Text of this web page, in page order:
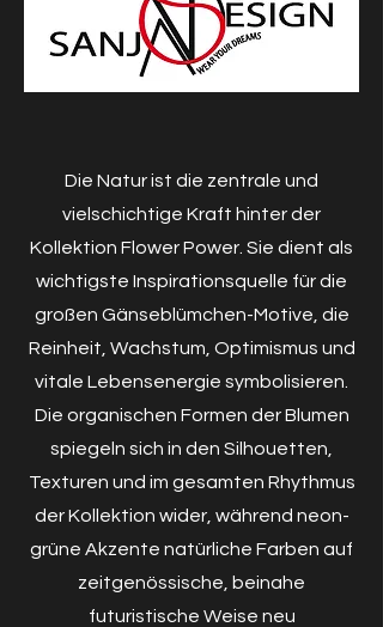
Die Natur ist die zentrale und
vielschichtige Kraft hinter der
Kollektion Flower Power. Sie dient als
wichtigste Inspirationsquelle für die
großen Gänseblümchen-Motive, die
Reinheit, Wachstum, Optimismus und
vitale Lebensenergie symbolisieren.
Die organischen Formen der Blumen
spiegeln sich in den Silhouetten,
Texturen und im gesamten Rhythmus
der Kollektion wider, während neon-
grüne Akzente natürliche Farben auf
zeitgenössische, beinahe
futuristische Weise neu